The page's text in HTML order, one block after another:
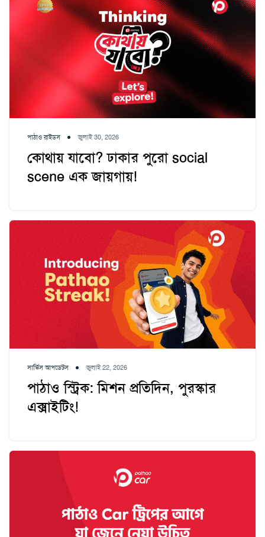
পাঠাও রাইডস জুলাই 30, 2026
কোথায় যাবো? ঢাকার পুরো social
scene এক জায়গায়!
সার্ভিস আপডেটস জুলাই 22, 2026
পাঠাও স্ট্রিক: মিশন প্রতিদিন, পুরস্কার
এক্সাইটিং!